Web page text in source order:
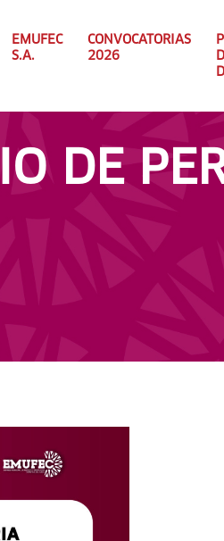
EMUFEC
S.A.
CONVOCATORIAS
2026
DE